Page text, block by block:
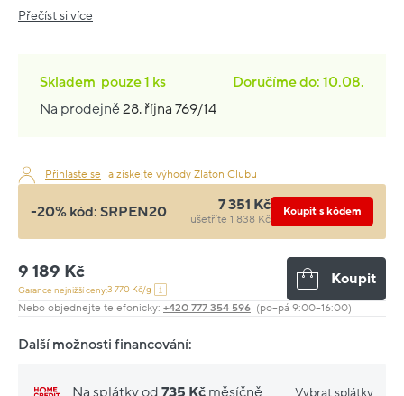
Přečíst si více
Skladem pouze1 ks
Doručíme do: 10.08.
Na prodejně28. října 769/14
Přihlaste se a získejte výhody Zlaton Clubu
-20% kód: SRPEN20 7 351 Kč
ušetříte 1 838 Kč
Koupit s kódem
9 189 Kč
Garance nejnižší ceny:3 770 Kč/g
Koupit
Nebo objednejte telefonicky: +420 777 354 596 (po–pá 9:00–16:00)
Další možnosti financování:
Na splátky od 735 Kč měsíčně Vybrat splátky